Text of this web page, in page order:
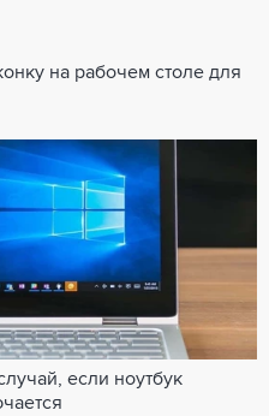
на рабочем столе для
если ноутбук